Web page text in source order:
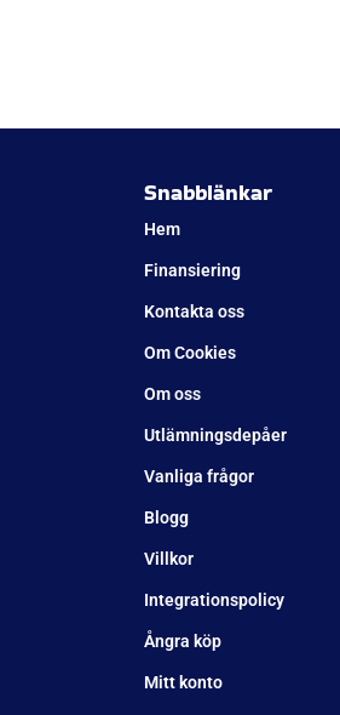
Snabblänkar
Hem
Finansiering
Kontakta oss
Om Cookies
Om oss
Utlämningsdepåer
Vanliga frågor
Blogg
Villkor
Integrationspolicy
Ångra köp
Mitt konto